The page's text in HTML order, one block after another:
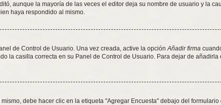
aunque la mayoría de las veces el editor deja su nombre de usuario y la
haya respondido al mismo.
de Control de Usuario. Una vez creada, active la opciónAñadir firma
la casilla correcta en su Panel de Control de Usuario. Para dejar de
debe hacer clic en la etiqueta "Agregar Encuesta" debajo del